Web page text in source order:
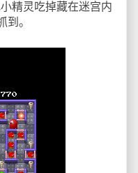
精灵吃掉藏在迷宫内
到。